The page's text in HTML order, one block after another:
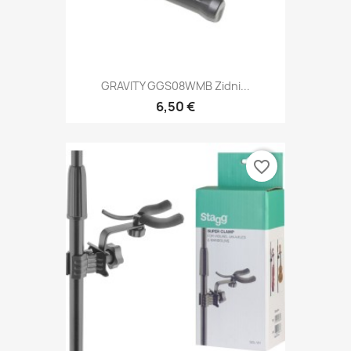
GRAVITY GGS08WMB Zidni...
6,50 €
favorite_border